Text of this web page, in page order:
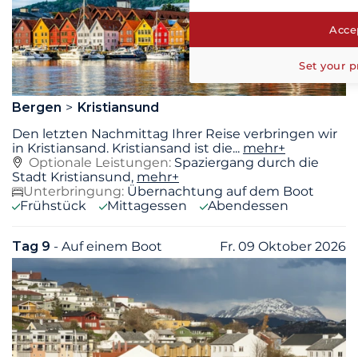
Bergen
Kristiansund
Den letzten Nachmittag Ihrer Reise verbringen wir
in Kristiansand. Kristiansand ist die... mehr+
Optionale Leistungen: Spaziergang durch die
Stadt Kristiansund, mehr+
Unterbringung: Übernachtung auf dem Boot
Frühstück
Mittagessen Abendessen
Tag 9 - Auf einem Boot Fr. 09 Oktober 2026
Set your